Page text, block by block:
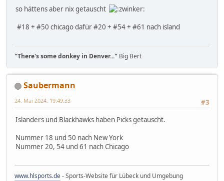
so hättens aber nix getauscht
#18 + #50 chicago dafür #20 + #54 + #61 nach island
"There's some donkey in Denver..." Big Bert
Saubermann
#3
24. Mai 2024, 19:49:33
Islanders und Blackhawks haben Picks getauscht.
Nummer 18 und 50 nach New York
Nummer 20, 54 und 61 nach Chicago
www.hlsports.de- Sports-Website für Lübeck und Umgebung